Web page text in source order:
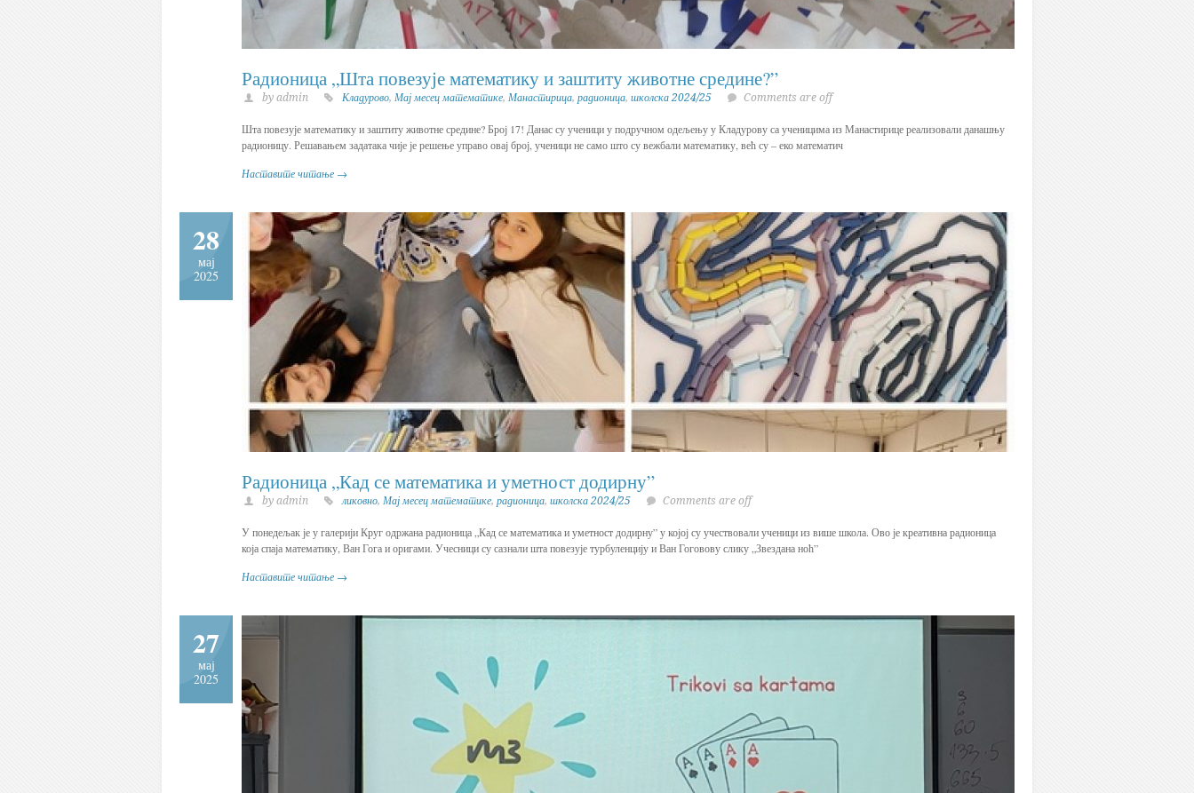
Радионица „Шта повезује математику и заштиту животне средине?”
by admin Кладурово, Мај месец математике, Манастирица, радионица, школска 2024/25 Comments are off
Шта повезује математику и заштиту животне средине? Број 17! Данас су ученици у подручном одељењу у Кладурову са ученицима из Манастирице реализовали данашњу
радионицу. Решавањем задатака чије је решење управо овај број, ученици не само што су вежбали математику, већ су – еко математич
Наставите читање →
28
мај
2025
Радионица „Кад се математика и уметност додирну”
by admin ликовно, Мај месец математике, радионица, школска 2024/25 Comments are off
У понедељак је у галерији Круг одржана радионица „Кад се математика и уметност додирну” у којој су учествовали ученици из више школа. Ово је креативна радионица
која спаја математику, Ван Гога и оригами. Учесници су сазнали шта повезује турбуленцију и Ван Гоговову слику „Звездана ноћ”
Наставите читање →
27
мај
2025